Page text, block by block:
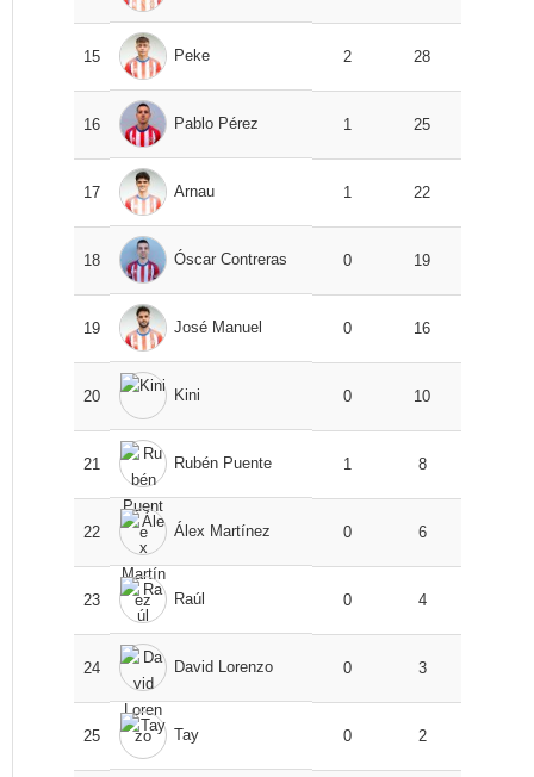
15 Peke 2 28
16 Pablo Pérez 1 25
17 Arnau 1 22
18 Óscar Contreras 0 19
19 José Manuel 0 16
20 Kini 0 10
21 Rubén Puente 1 8
22 Álex Martínez 0 6
23 Raúl 0 4
24 David Lorenzo 0 3
25 Tay 0 2